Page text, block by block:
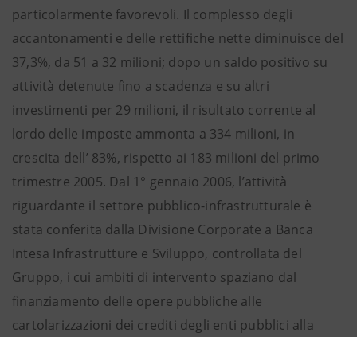
particolarmente favorevoli. Il complesso degli
accantonamenti e delle rettifiche nette diminuisce del
37,3%, da 51 a 32 milioni; dopo un saldo positivo su
attività detenute fino a scadenza e su altri
investimenti per 29 milioni, il risultato corrente al
lordo delle imposte ammonta a 334 milioni, in
crescita dell’ 83%, rispetto ai 183 milioni del primo
trimestre 2005. Dal 1° gennaio 2006, l’attività
riguardante il settore pubblico-infrastrutturale è
stata conferita dalla Divisione Corporate a Banca
Intesa Infrastrutture e Sviluppo, controllata del
Gruppo, i cui ambiti di intervento spaziano dal
finanziamento delle opere pubbliche alle
cartolarizzazioni dei crediti degli enti pubblici alla